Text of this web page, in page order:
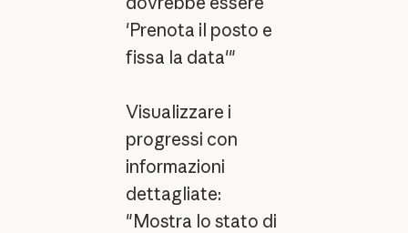
'Prenota il posto e
fissa la data'"
Visualizzare i
progressi con
informazioni
dettagliate:
"Mostra lo stato di